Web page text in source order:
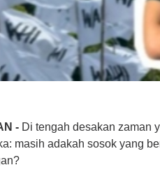
- Di tengah desakan zaman
masih adakah sosok yang